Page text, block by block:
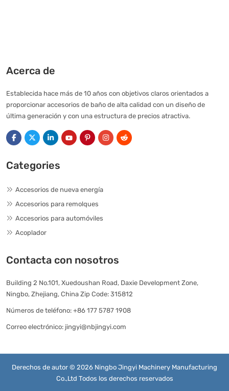
Acerca de
Establecida hace más de 10 años con objetivos claros orientados a
proporcionar accesorios de baño de alta calidad con un diseño de
última generación y con una estructura de precios atractiva.
Categories
Accesorios de nueva energía
Accesorios para remolques
Accesorios para automóviles
Acoplador
Contacta con nosotros
Building 2 No.101, Xuedoushan Road, Daxie Development Zone,
Ningbo, Zhejiang, China Zip Code: 315812
Números de teléfono: +86 177 5787 1908
Correo electrónico: jingyi@nbjingyi.com
Derechos de autor © 2026 Ningbo Jingyi Machinery Manufacturing
Co.,Ltd Todos los derechos reservados